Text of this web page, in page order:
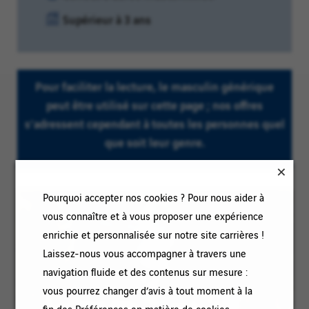
Pourquoi accepter nos cookies ? Pour nous aider à
vous connaître et à vous proposer une expérience
enrichie et personnalisée sur notre site carrières !
Laissez-nous vous accompagner à travers une
navigation fluide et des contenus sur mesure :
vous pourrez changer d’avis à tout moment à la
de
contrat
Niveau
:
Supérieur à 3 ans
Pour faciliter la lecture, le masculin générique
peut être utilisé sur cette page ; nos offres
s’adressent cependant à toutes les personnes quel
que soit leur genre.